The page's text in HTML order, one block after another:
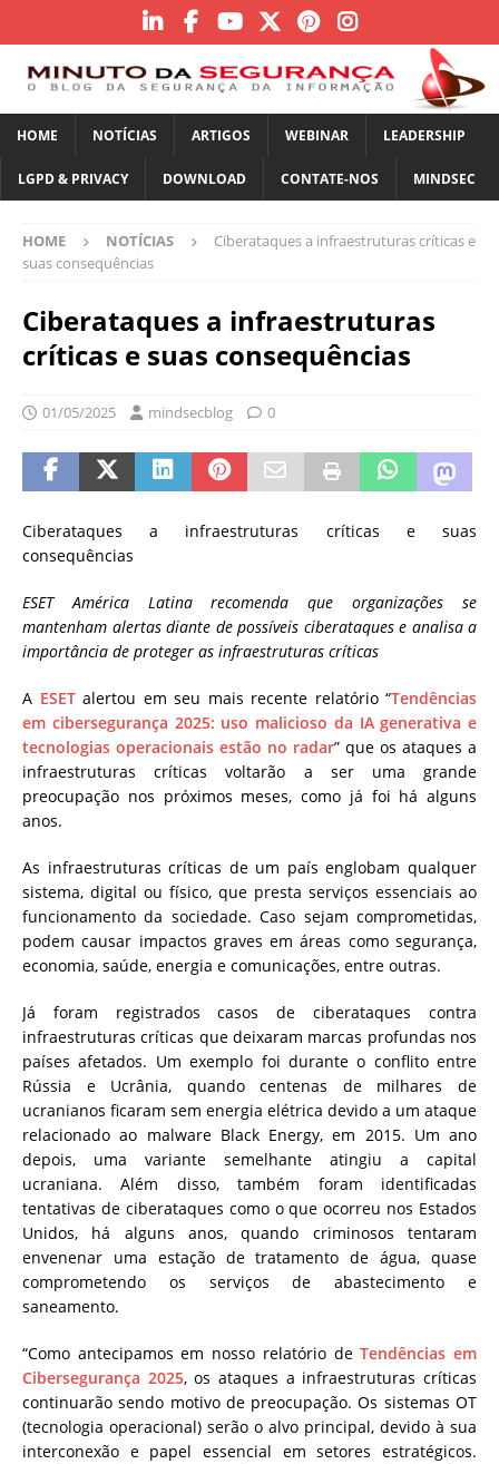
HOME NOTÍCIAS ARTIGOS WEBINAR LEADERSHIP
LGPD & PRIVACY DOWNLOAD CONTATE-NOS MINDSEC
HOME NOTÍCIAS
Ciberataques a infraestruturas críticas e
suas consequências
Ciberataques a infraestruturas
críticas e suas consequências
01/05/2025 mindsecblog 0
Ciberataques a infraestruturas críticas e suas
consequências
ESET América Latina recomenda que organizações se
mantenham alertas diante de possíveis ciberataques e analisa a
importância de proteger as infraestruturas críticas
A ESETalertou em seu mais recente relatório “Tendências
em cibersegurança 2025: uso malicioso da IA generativa e
tecnologias operacionais estão no radar” que os ataques a
infraestruturas críticas voltarão a ser uma grande
preocupação nos próximos meses, como já foi há alguns
anos.
As infraestruturas críticas de um país englobam qualquer
sistema, digital ou físico, que presta serviços essenciais ao
funcionamento da sociedade. Caso sejam comprometidas,
podem causar impactos graves em áreas como segurança,
economia, saúde, energia e comunicações, entre outras.
Já foram registrados casos de ciberataques contra
infraestruturas críticas que deixaram marcas profundas nos
países afetados. Um exemplo foi durante o conflito entre
Rússia e Ucrânia, quando centenas de milhares de
ucranianos ficaram sem energia elétrica devido a um ataque
relacionado ao malware Black Energy, em 2015. Um ano
depois, uma variante semelhante atingiu a capital
ucraniana. Além disso, também foram identificadas
tentativas de ciberataques como o que ocorreu nos Estados
Unidos, há alguns anos, quando criminosos tentaram
envenenar uma estação de tratamento de água, quase
comprometendo os serviços de abastecimento e
saneamento.
“Como antecipamos em nosso relatório deTendências em
Cibersegurança 2025, os ataques a infraestruturas críticas
continuarão sendo motivo de preocupação. Os sistemas OT
(tecnologia operacional) serão o alvo principal, devido à sua
interconexão e papel essencial em setores estratégicos.